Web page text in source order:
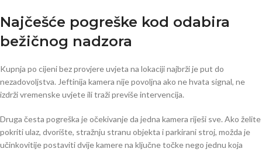
Najčešće pogreške kod odabira
bežičnog nadzora
Kupnja po cijeni bez provjere uvjeta na lokaciji najbrži je put do
nezadovoljstva. Jeftinija kamera nije povoljna ako ne hvata signal, ne
izdrži vremenske uvjete ili traži previše intervencija.
Druga česta pogreška je očekivanje da jedna kamera riješi sve. Ako želite
pokriti ulaz, dvorište, stražnju stranu objekta i parkirani stroj, možda je
učinkovitije postaviti dvije kamere na ključne točke nego jednu koja